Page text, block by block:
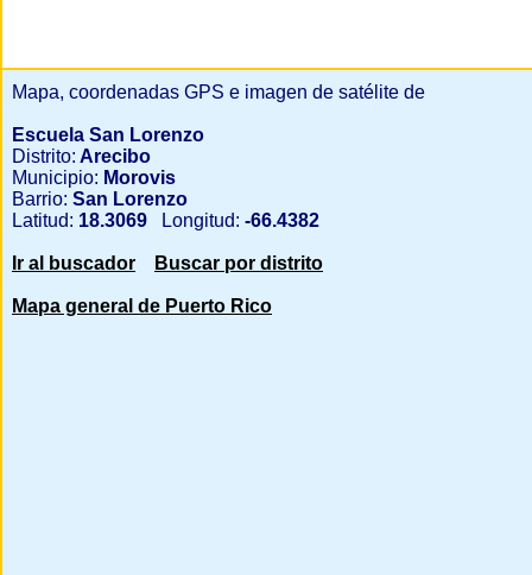
Mapa, coordenadas GPS e imagen de satélite de
Escuela San Lorenzo
Distrito: Arecibo
Municipio: Morovis
Barrio: San Lorenzo
Latitud: 18.3069 Longitud: -66.4382
Ir al buscador Buscar por distrito
Mapa general de Puerto Rico